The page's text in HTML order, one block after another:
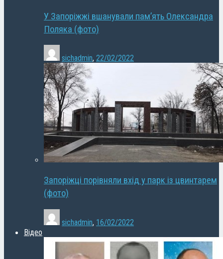
У Запоріжжі вшанували пам’ять Олександра
Поляка (фото)
sichadmin, 22/02/2022
Запоріжці порівняли вхід у парк із цвинтарем
(фото)
sichadmin, 16/02/2022
Відео